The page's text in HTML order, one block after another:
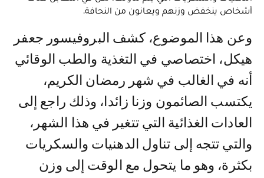
أشخاص ينخفض وزنهم ويعانون من النحافة.
وعن هذا الموضوع، كشف البروفيسور جعفر
هيكل، اختصاصي في التغذية والطب الوقائي
أنه في الغالب في شهر رمضان الكريم،
يكتسب الصائمون وزنا زائدا، وذلك راجع إلى
العادات الغذائية التي تتغير في هذا الشهر،
والتي تتجه إلى تناول الدهنيات والسكريات
بكثرة، وهو ما يتحول مع الوقت إلى وزن